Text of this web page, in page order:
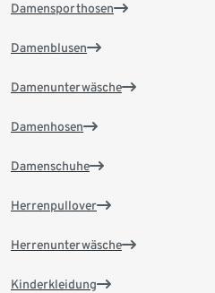
Damensporthosen
Damenblusen
Damenunterwäsche
Damenhosen
Damenschuhe
Herrenpullover
Herrenunterwäsche
Kinderkleidung